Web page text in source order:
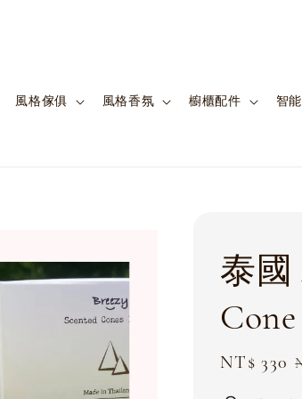
風格傢俱 風格香氛 櫥櫃配件 智
泰國
Cone
Sale
NT$ 330